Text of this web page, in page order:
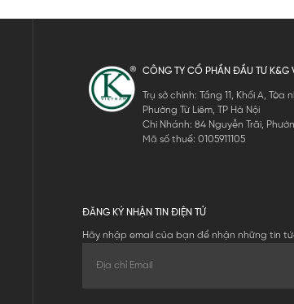
CÔNG TY CỔ PHẦN ĐẦU TƯ K&G
Trụ sở chính: Tầng 11, Khối A,
Phường Từ Liêm, TP Hà Nội
Chi Nhánh: 84 Nguyễn Trãi,
Mã số thuế: 0105911105
ĐĂNG KÝ NHẬN TIN ĐIỆN TỬ
Hãy nhập email của bạn để nhận những tin